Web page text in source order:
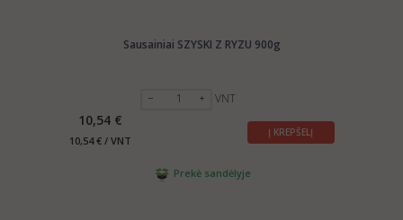
Sausainiai SZYSKI Z RYZU 900g
VNT
10,54 €
10,54 € / VNT
Į KREPŠELĮ
Prekė sandėlyje